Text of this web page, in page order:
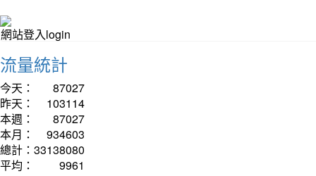
網站登入login
流量統計
今天：
87027
昨天：
103114
本週：
87027
本月：
934603
總計： 33138080
平均：
9961